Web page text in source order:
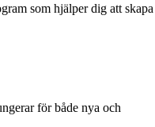
som hjälper dig att skapa
för både nya och